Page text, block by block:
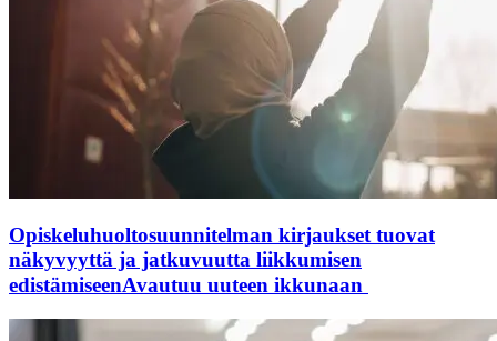
Opiskeluhuoltosuunnitelman kirjaukset tuovat
näkyvyyttä ja jatkuvuutta liikkumisen
edistämiseenAvautuu uuteen ikkunaan